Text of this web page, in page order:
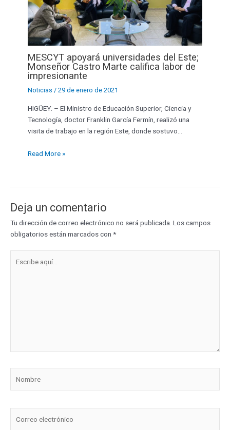
MESCYT apoyará universidades del Este;
Monseñor Castro Marte califica labor de
impresionante
Noticias /29 de enero de 2021
HIGÜEY. – El Ministro de Educación Superior, Ciencia y
Tecnología, doctor Franklin García Fermín, realizó una
visita de trabajo en la región Este, donde sostuvo…
Read More »
Deja un comentario
Tu dirección de correo electrónico no será publicada. Los campos
obligatorios están marcados con *
aquí...
electrónico